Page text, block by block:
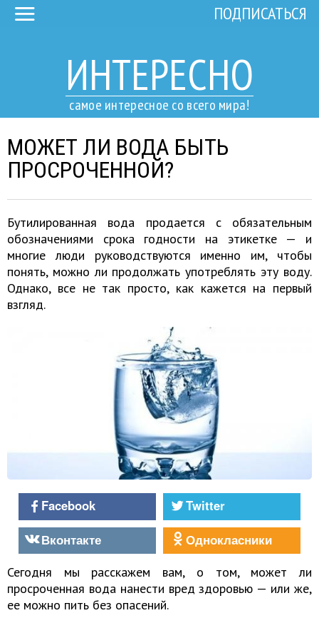
ИНТЕРЕСНО
самое интересное со всего мира!
ПОДПИСАТЬСЯ
МОЖЕТ ЛИ ВОДА БЫТЬ
ПРОСРОЧЕННОЙ?
Бутилированная вода продается с обязательным
обозначениями срока годности на этикетке — и
многие люди руководствуются именно им, чтобы
понять, можно ли продолжать употреблять эту воду.
Однако, все не так просто, как кажется на первый
взгляд.
Facebook
Twitter
Вконтакте
Однокласники
Сегодня мы расскажем вам, о том, может ли
просроченная вода нанести вред здоровью — или же,
ее можно пить без опасений.